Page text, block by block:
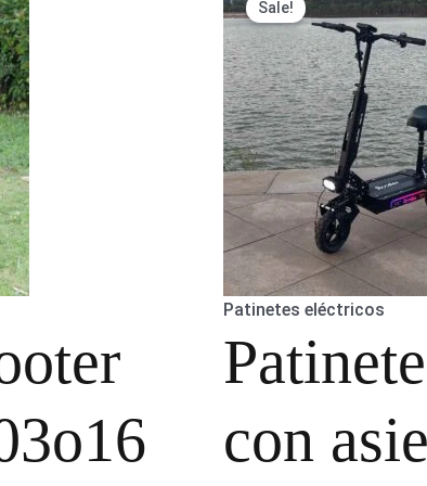
Sale!
Patinetes eléctricos
con